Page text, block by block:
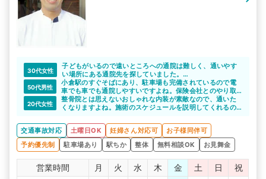
30代女性
子どもがいるので遠いところへの通院は難しく、通いやす
い場所にある通院先を探していました。
小倉駅前整骨院はその名の通り、小倉駅前にあるので電車
での通院も苦にならず通院を続けられそうです。
50代男性
小倉駅のすぐそばにあり、駐車場も完備されているので電
車でも車でも通院しやすいですよね。保険会社とのやり取
りもサポートしてくれて信頼できると思います。
20代女性
整骨院とは思えないおしゃれな内装が素敵なので、通いた
くなりますよね。施術のスケジュールを説明してくれるの
交通事故対応
土曜日OK 妊婦さん対応可
お子様同伴可
予約優先制
駐車場あり 駅ちか 整体 無料相談OK お見舞金
営業時間 月 火 水 木 金 土 日
祝